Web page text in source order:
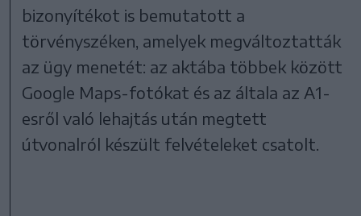
bizonyítékot is bemutatott a
törvényszéken, amelyek megváltoztatták
az ügy menetét: az aktába többek között
Google Maps-fotókat és az általa az A1-
esről való lehajtás után megtett
útvonalról készült felvételeket csatolt.